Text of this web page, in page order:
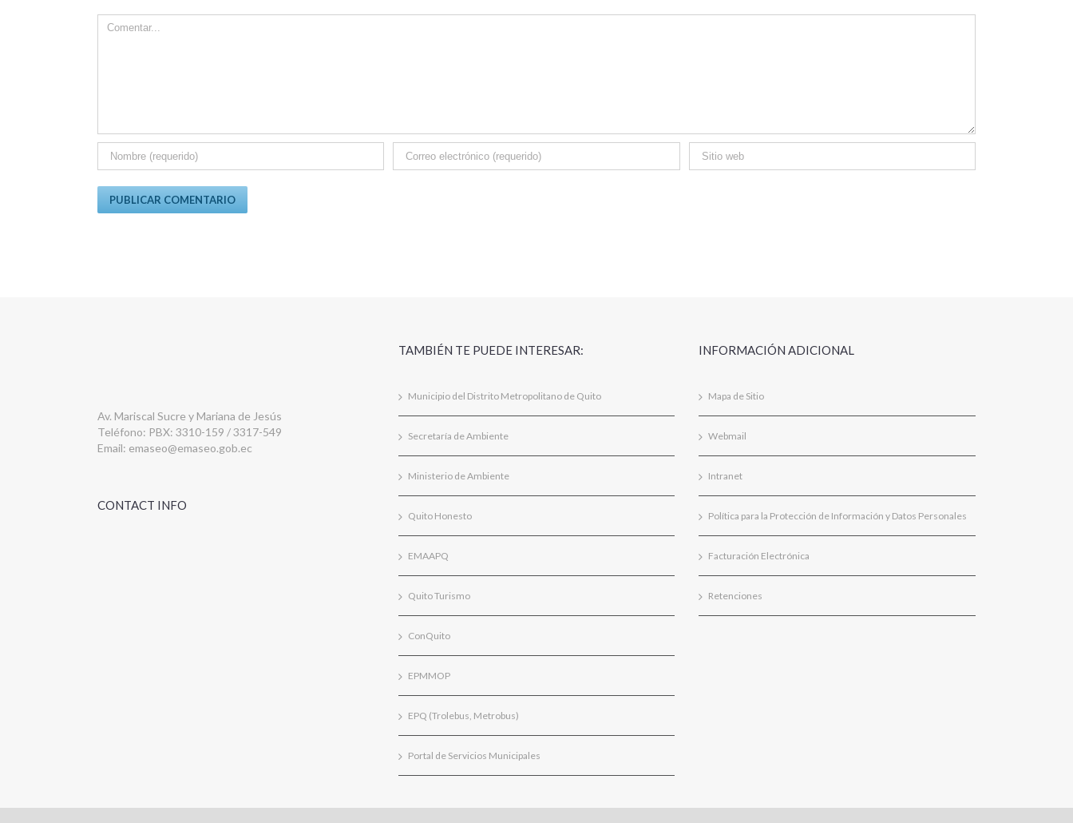
Comment
Av. Mariscal Sucre y Mariana de Jesús
Teléfono: PBX: 3310-159 / 3317-549
Email: emaseo@emaseo.gob.ec
CONTACT INFO
TAMBIÉN TE PUEDE INTERESAR:
Municipio del Distrito Metropolitano de Quito
Secretaría de Ambiente
Ministerio de Ambiente
Quito Honesto
EMAAPQ
Quito Turismo
ConQuito
EPMMOP
EPQ (Trolebus, Metrobus)
Portal de Servicios Municipales
INFORMACIÓN ADICIONAL
Mapa de Sitio
Webmail
Intranet
Política para la Protección de Información y Datos Personales
Facturación Electrónica
Retenciones